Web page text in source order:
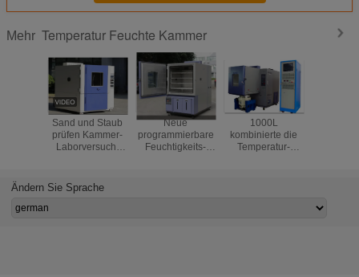
Mehr Temperatur Feuchte Kammer
Sand und Staub
prüfen Kammer-
Laborversuch-
Neue
programmierbare
Feuchtigkeits-
1000L
kombinierte die
Temperatur-
Ändern Sie Sprache